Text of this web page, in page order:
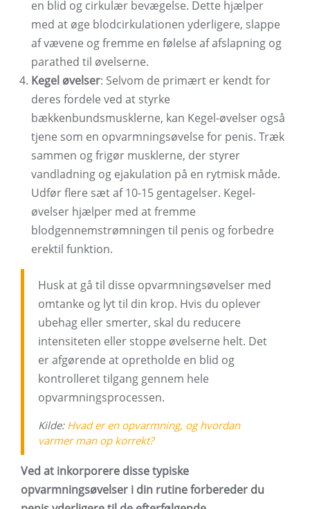
en blid og cirkulær bevægelse. Dette hjælper
med at øge blodcirkulationen yderligere, slappe
af vævene og fremme en følelse af afslapning og
parathed til øvelserne.
Kegel øvelser: Selvom de primært er kendt for
deres fordele ved at styrke
bækkenbundsmusklerne, kan Kegel-øvelser også
tjene som en opvarmningsøvelse for penis. Træk
sammen og frigør musklerne, der styrer
vandladning og ejakulation på en rytmisk måde.
Udfør flere sæt af 10-15 gentagelser. Kegel-
øvelser hjælper med at fremme
blodgennemstrømningen til penis og forbedre
erektil funktion.
Husk at gå til disse opvarmningsøvelser med
omtanke og lyt til din krop. Hvis du oplever
ubehag eller smerter, skal du reducere
intensiteten eller stoppe øvelserne helt. Det
er afgørende at opretholde en blid og
kontrolleret tilgang gennem hele
opvarmningsprocessen.
Kilde: Hvad er en opvarmning, og hvordan
varmer man op korrekt?
Ved at inkorporere disse typiske
opvarmningsøvelser i din rutine forbereder du